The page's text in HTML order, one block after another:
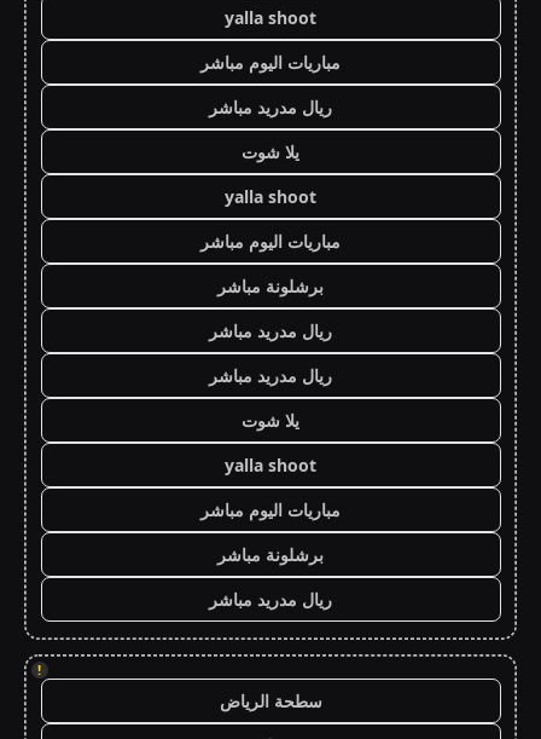
yalla shoot
مباريات اليوم مباشر
ريال مدريد مباشر
يلا شوت
yalla shoot
مباريات اليوم مباشر
برشلونة مباشر
ريال مدريد مباشر
ريال مدريد مباشر
يلا شوت
yalla shoot
مباريات اليوم مباشر
برشلونة مباشر
ريال مدريد مباشر
!
سطحة الرياض